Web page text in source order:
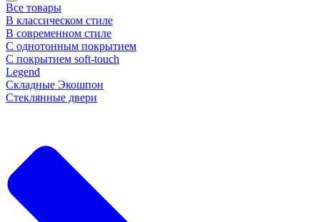
Все товары
В классическом стиле
В современном стиле
С однотонным покрытием
С покрытием soft-touch
Legend
Складные Экошпон
Стеклянные двери